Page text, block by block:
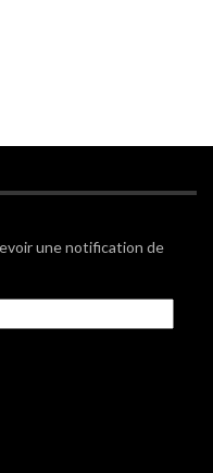
une notification de